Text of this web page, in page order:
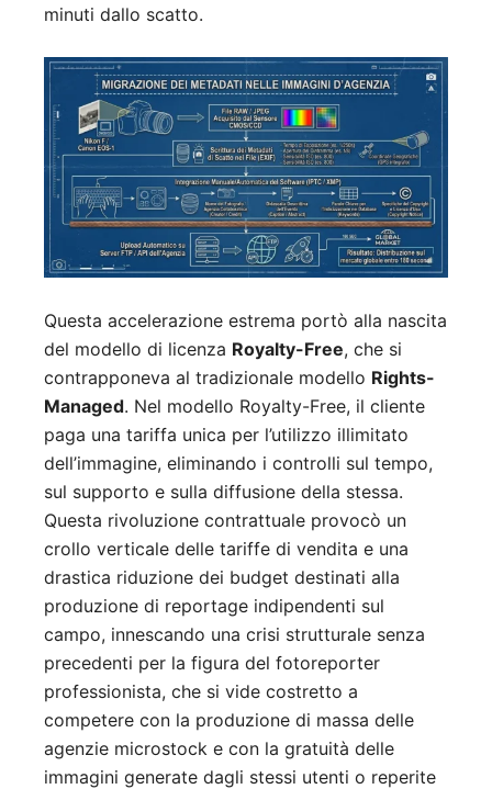
minuti dallo scatto.
Questa accelerazione estrema portò alla nascita
del modello di licenza Royalty-Free, che si
contrapponeva al tradizionale modello Rights-
Managed. Nel modello Royalty-Free, il cliente
paga una tariffa unica per l’utilizzo illimitato
dell’immagine, eliminando i controlli sul tempo,
sul supporto e sulla diffusione della stessa.
Questa rivoluzione contrattuale provocò un
crollo verticale delle tariffe di vendita e una
drastica riduzione dei budget destinati alla
produzione di reportage indipendenti sul
campo, innescando una crisi strutturale senza
precedenti per la figura del fotoreporter
professionista, che si vide costretto a
competere con la produzione di massa delle
agenzie microstock e con la gratuità delle
immagini generate dagli stessi utenti o reperite